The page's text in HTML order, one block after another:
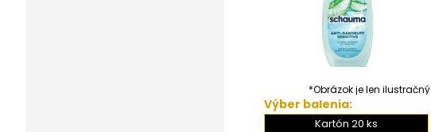
*Obrázok je len ilustračný
Výber balenia:
Kartón 20 ks